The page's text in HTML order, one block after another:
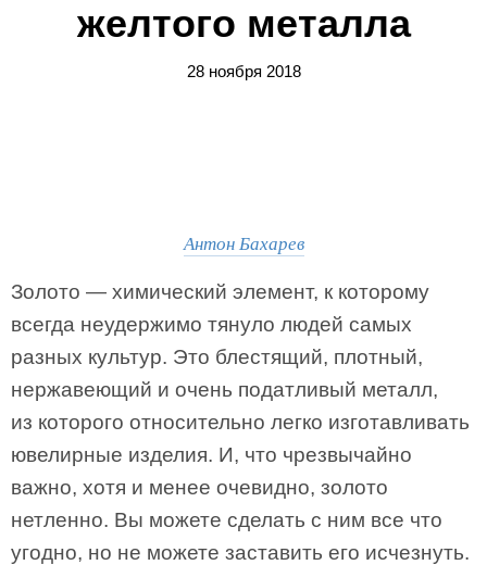
желтого металла
28 ноября 2018
Антон Бахарев
Золото — химический элемент, к которому
всегда неудержимо тянуло людей самых
разных культур. Это блестящий, плотный,
нержавеющий и очень податливый металл,
из которого относительно легко изготавливать
ювелирные изделия. И, что чрезвычайно
важно, хотя и менее очевидно, золото
нетленно. Вы можете сделать с ним все что
угодно, но не можете заставить его исчезнуть.